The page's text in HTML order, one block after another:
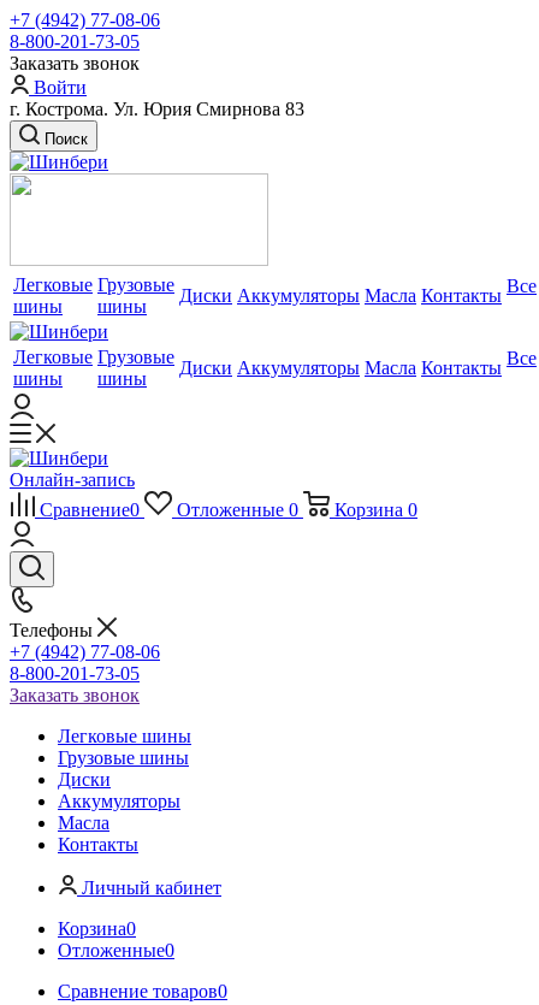
+7 (4942) 77-08-06
8-800-201-73-05
Заказать звонок
Войти
г. Кострома. Ул. Юрия Смирнова 83
Поиск
Легковые
шины
Грузовые
шины
Диски Аккумуляторы Масла Контакты Все
Легковые
шины
Грузовые
шины
Диски Аккумуляторы Масла Контакты Все
Онлайн-запись
Сравнение0 Отложенные 0 Корзина 0
Телефоны
+7 (4942) 77-08-06
8-800-201-73-05
Заказать звонок
Легковые шины
Грузовые шины
Диски
Аккумуляторы
Масла
Контакты
Личный кабинет
Корзина0
Отложенные0
Сравнение товаров0